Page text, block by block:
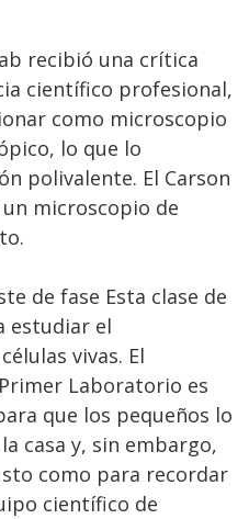
recibió una crítica
científico profesional,
como microscopio
lo que lo
polivalente. El Carson
microscopio de
de fase Esta clase de
estudiar el
vivas. El
Laboratorio es
que los pequeños lo
casa y, sin embargo,
como para recordar
científico de